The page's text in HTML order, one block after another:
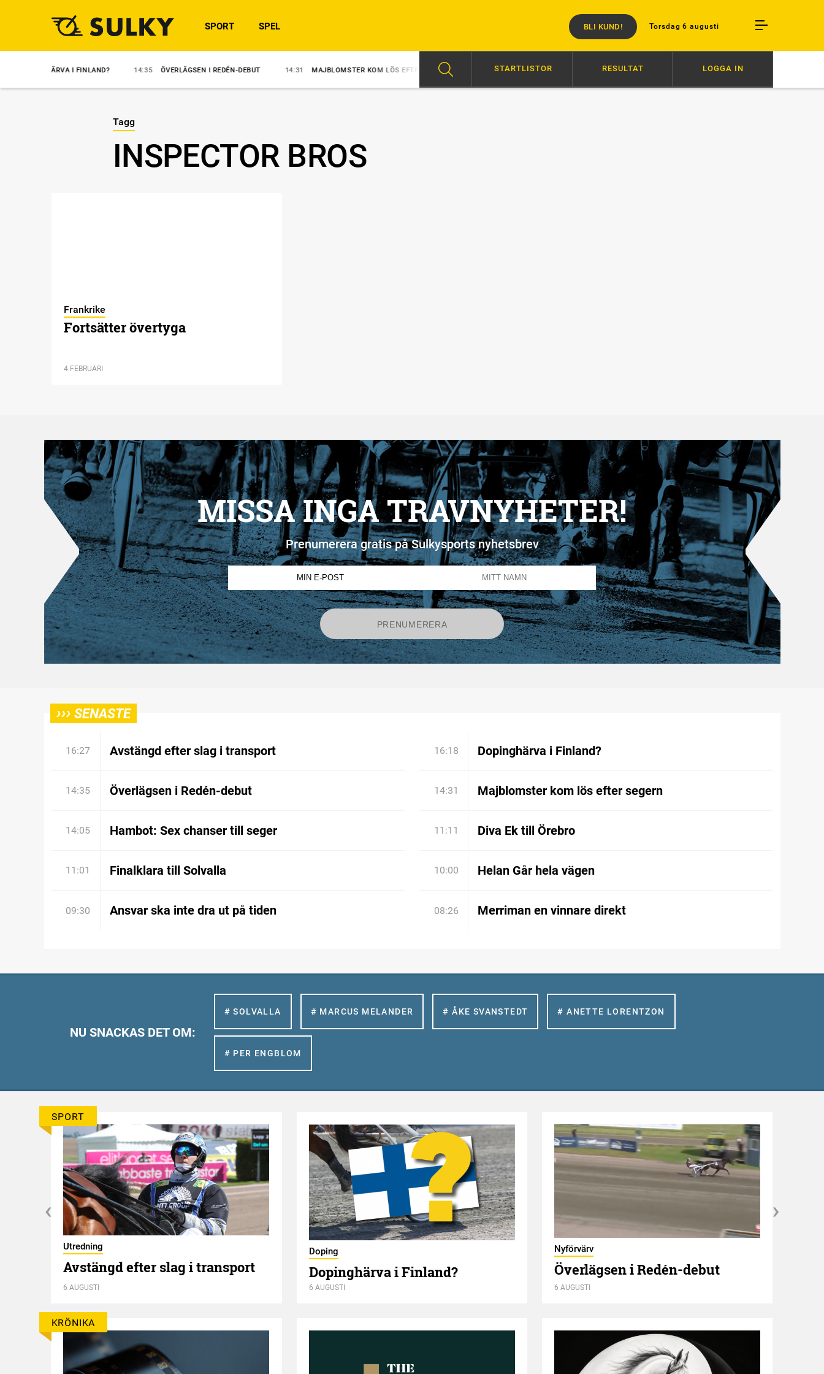
Torsdag 6 augusti
SPORT SPEL BLI KUND!
I FINLAND? 14:35 ÖVERLÄGSEN I REDÉN-DEBUT 14:31 MAJBLOMSTER KOM LÖS EFTER SEGERN 14:05 HAMBOT: SEX CHANSER TILL SEGER 16:27 AVSTÄNGD EFTER SLAG I TRANSPORT
STARTLISTOR RESULTAT LOGGA IN
Tagg
INSPECTOR BROS
Frankrike
Fortsätter övertyga
4 FEBRUARI
MISSA INGA TRAVNYHETER!
Prenumerera gratis på Sulkysports nyhetsbrev
››› SENASTE
16:27 Avstängd efter slag i transport 16:18 Dopinghärva i Finland?
14:35 Överlägsen i Redén-debut 14:31 Majblomster kom lös efter segern
14:05 Hambot: Sex chanser till seger 11:11 Diva Ek till Örebro
11:01 Finalklara till Solvalla 10:00 Helan Går hela vägen
09:30 Ansvar ska inte dra ut på tiden 08:26 Merriman en vinnare direkt
NU SNACKAS DET OM:
# SOLVALLA # MARCUS MELANDER # ÅKE SVANSTEDT # ANETTE LORENTZON
# PER ENGBLOM
SPORT
Utredning
Avstängd efter slag i transport
6 AUGUSTI
Doping
Dopinghärva i Finland?
6 AUGUSTI
Nyförvärv
Överlägsen i Redén-debut
6 AUGUSTI
KRÖNIKA